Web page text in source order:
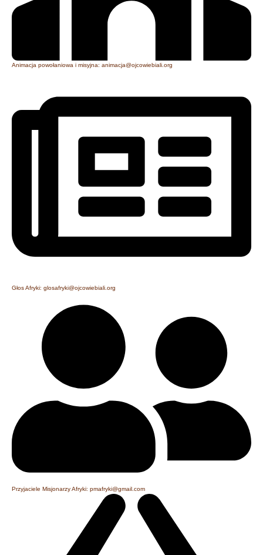
Animacja powołaniowa i misyjna: animacja@ojcowiebiali.org
Głos Afryki: glosafryki@ojcowiebiali.org
Przyjaciele Misjonarzy Afryki: pmafryki@gmail.com